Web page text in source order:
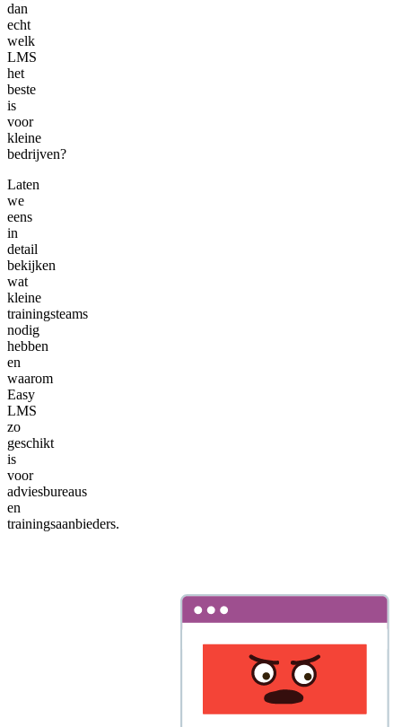
dan
echt
welk
LMS
het
beste
is
voor
kleine
bedrijven?
Laten
we
eens
in
detail
bekijken
wat
kleine
trainingsteams
nodig
hebben
en
waarom
Easy
LMS
zo
geschikt
is
voor
adviesbureaus
en
trainingsaanbieders.